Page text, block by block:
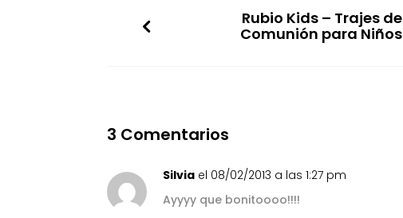
Rubio Kids – Trajes de
Comunión para Niños
3 Comentarios
Silvia el 08/02/2013 a las 1:27 pm
Ayyyy que bonitoooo!!!!